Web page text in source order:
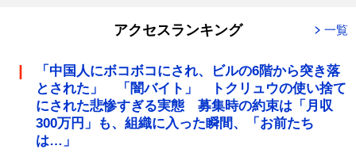
アクセスランキング 一覧
「中国人にボコボコにされ、ビルの6階から突き落
とされた」 「闇バイト」 トクリュウの使い捨て
にされた悲惨すぎる実態 募集時の約束は「月収
300万円」も、組織に入った瞬間、「お前たち
は…」